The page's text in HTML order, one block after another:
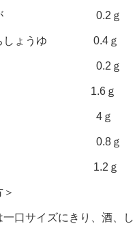
うが 0.2ｇ
ちしょうゆ 0.4ｇ
酒 0.2ｇ
1.6ｇ
4ｇ
酒 0.8ｇ
1.2ｇ
口サイズにきり、酒、